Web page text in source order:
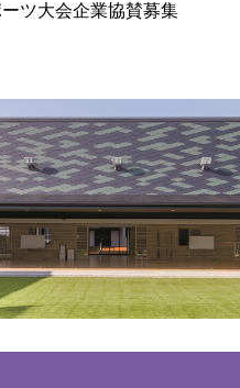
ツ大会企業協賛募集